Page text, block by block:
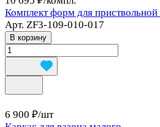
Комплект форм для
Арт. ZF3-109-010-017
В корзину
6 900 ₽/шт